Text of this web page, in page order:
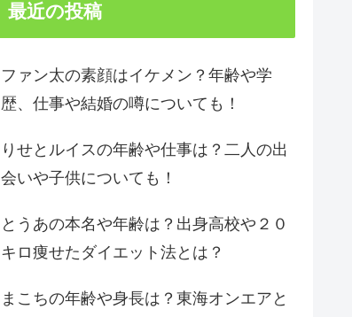
最近の投稿
ファン太の素顔はイケメン？年齢や学
歴、仕事や結婚の噂についても！
りせとルイスの年齢や仕事は？二人の出
会いや子供についても！
とうあの本名や年齢は？出身高校や２０
キロ痩せたダイエット法とは？
まこちの年齢や身長は？東海オンエアと